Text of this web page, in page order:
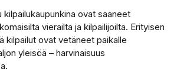
kilpailukaupunkina ovat saaneet
vierailta ja kilpailijoilta. Erityisen
kilpailut ovat vetäneet paikalle
yleisöä – harvinaisuus